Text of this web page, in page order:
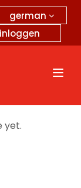
german
yet.